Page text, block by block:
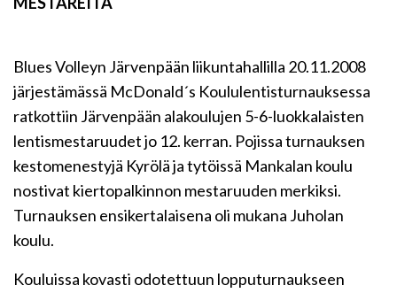
Blues Volleyn Järvenpään liikuntahallilla 20.11.2008
järjestämässä McDonald´s Koululentisturnauksessa
ratkottiin Järvenpään alakoulujen 5-6-luokkalaisten
lentismestaruudet jo 12. kerran. Pojissa turnauksen
kestomenestyjä Kyrölä ja tytöissä Mankalan koulu
nostivat kiertopalkinnon mestaruuden merkiksi.
Turnauksen ensikertalaisena oli mukana Juholan
koulu.
Kouluissa kovasti odotettuun lopputurnaukseen